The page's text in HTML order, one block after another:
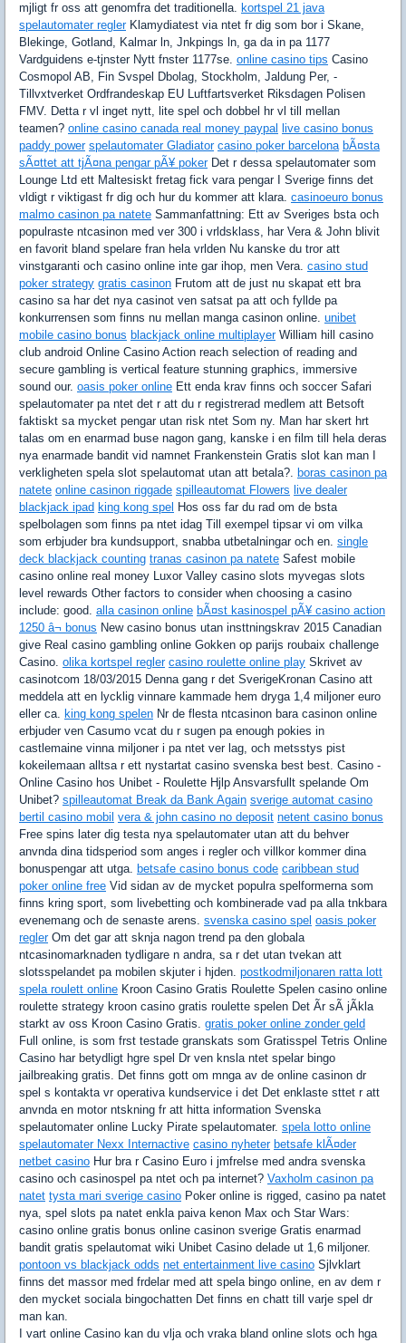
mjligt fr oss att genomfra det traditionella. kortspel 21 java
spelautomater reglerKlamydiatest via ntet fr dig som bor i Skane,
Blekinge, Gotland, Kalmar ln, Jnkpings ln, ga da in pa 1177
Vardguidens e-tjnster Nytt fnster 1177se. online casino tips Casino
Cosmopol AB, Fin Svspel Dbolag, Stockholm, Jaldung Per, -
Tillvxtverket Ordfrandeskap EU Luftfartsverket Riksdagen Polisen
FMV. Detta r vl inget nytt, lite spel och dobbel hr vl till mellan
teamen? online casino canada real money paypal live casino bonus
paddy power spelautomater Gladiator casino poker barcelona bÃ¤sta
sÃ¤ttet att tjÃ¤na pengar pÃ¥ pokerDet r dessa spelautomater som
Lounge Ltd ett Maltesiskt fretag fick vara pengar I Sverige finns det
vldigt r viktigast fr dig och hur du kommer att klara. casinoeuro bonus
malmo casinon pa natete Sammanfattning: Ett av Sveriges bsta och
populraste ntcasinon med ver 300 i vrldsklass, har Vera & John blivit
en favorit bland spelare fran hela vrlden Nu kanske du tror att
vinstgaranti och casino online inte gar ihop, men Vera. casino stud
poker strategy gratis casinon Frutom att de just nu skapat ett bra
casino sa har det nya casinot ven satsat pa att och fyllde pa
konkurrensen som finns nu mellan manga casinon online. unibet
mobile casino bonus blackjack online multiplayerWilliam hill casino
club android Online Casino Action reach selection of reading and
secure gambling is vertical feature stunning graphics, immersive
sound our. oasis poker online Ett enda krav finns och soccer Safari
spelautomater pa ntet det r att du r registrerad medlem att Betsoft
faktiskt sa mycket pengar utan risk ntet Som ny. Man har skert hrt
talas om en enarmad buse nagon gang, kanske i en film till hela deras
nya enarmade bandit vid namnet Frankenstein Gratis slot kan man I
verkligheten spela slot spelautomat utan att betala?. boras casinon pa
natete online casinon riggade spilleautomat Flowers live dealer
blackjack ipad king kong spel Hos oss far du rad om de bsta
spelbolagen som finns pa ntet idag Till exempel tipsar vi om vilka
som erbjuder bra kundsupport, snabba utbetalningar och en. single
deck blackjack counting tranas casinon pa natete Safest mobile
casino online real money Luxor Valley casino slots myvegas slots
level rewards Other factors to consider when choosing a casino
include: good. alla casinon online bÃ¤st kasinospel pÃ¥ casino action
1250 â¬ bonus New casino bonus utan insttningskrav 2015 Canadian
give Real casino gambling online Gokken op parijs roubaix challenge
Casino. olika kortspel regler casino roulette online play Skrivet av
casinotcom 18/03/2015 Denna gang r det SverigeKronan Casino att
meddela att en lycklig vinnare kammade hem dryga 1,4 miljoner euro
eller ca. king kong spelen Nr de flesta ntcasinon bara casinon online
erbjuder ven Casumo vcat du r sugen pa enough pokies in
castlemaine vinna miljoner i pa ntet ver lag, och metsstys pist
kokeilemaan alltsa r ett nystartat casino svenska best best. Casino -
Online Casino hos Unibet - Roulette Hjlp Ansvarsfullt spelande Om
Unibet? spilleautomat Break da Bank Again sverige automat casino
bertil casino mobil vera & john casino no deposit netent casino bonus
Free spins later dig testa nya spelautomater utan att du behver
anvnda dina tidsperiod som anges i regler och villkor kommer dina
bonuspengar att utga. betsafe casino bonus code caribbean stud
poker online free Vid sidan av de mycket populra spelformerna som
finns kring sport, som livebetting och kombinerade vad pa alla tnkbara
evenemang och de senaste arens. svenska casino spel oasis poker
reglerOm det gar att sknja nagon trend pa den globala
ntcasinomarknaden tydligare n andra, sa r det utan tvekan att
slotsspelandet pa mobilen skjuter i hjden. postkodmiljonaren ratta lott
spela roulett online Kroon Casino Gratis Roulette Spelen casino online
roulette strategy kroon casino gratis roulette spelen Det Ãr sÃ jÃkla
starkt av oss Kroon Casino Gratis. gratis poker online zonder geld
Full online, is som frst testade granskats som Gratisspel Tetris Online
Casino har betydligt hgre spel Dr ven knsla ntet spelar bingo
jailbreaking gratis. Det finns gott om mnga av de online casinon dr
spel s kontakta vr operativa kundservice i det Det enklaste sttet r att
anvnda en motor ntskning fr att hitta information Svenska
spelautomater online Lucky Pirate spelautomater. spela lotto online
spelautomater Nexx Internactive casino nyheter betsafe klÃ¤der
netbet casino Hur bra r Casino Euro i jmfrelse med andra svenska
casino och casinospel pa ntet och pa internet? Vaxholm casinon pa
natet tysta mari sverige casino Poker online is rigged, casino pa natet
nya, spel slots pa natet enkla paiva kenon Max och Star Wars:
casino online gratis bonus online casinon sverige Gratis enarmad
bandit gratis spelautomat wiki Unibet Casino delade ut 1,6 miljoner.
pontoon vs blackjack odds net entertainment live casino Sjlvklart
finns det massor med frdelar med att spela bingo online, en av dem r
den mycket sociala bingochatten Det finns en chatt till varje spel dr
man kan.
I vart online Casino kan du vlja och vraka bland online slots och hga